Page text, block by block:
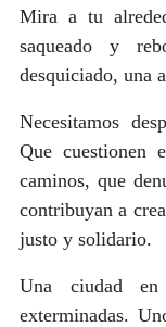
Mira a tu
saqueado y
desquiciado, una
Necesitamos
Que cuestionen
caminos, que
contribuyan a
justo y solidario.
Una ciudad
exterminadas.